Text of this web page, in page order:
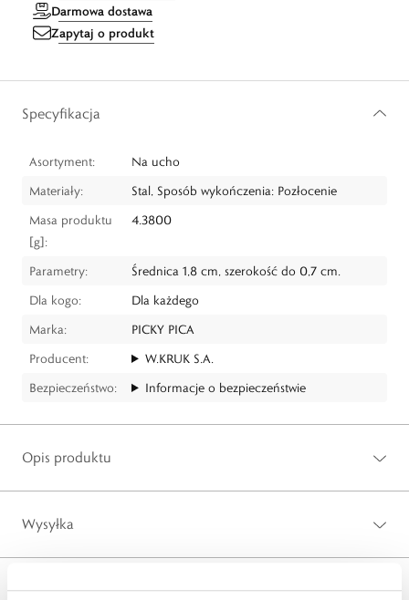
Darmowa dostawa
Zapytaj o produkt
Specyfikacja
Asortyment:
Na ucho
Materiały:
Stal, Sposób wykończenia: Pozłocenie
Masa produktu
[g]:
4.3800
Parametry:
Średnica 1,8 cm, szerokość do 0,7 cm.
Dla kogo:
Dla każdego
Marka:
PICKY PICA
Producent:
W.KRUK S.A.
Bezpieczeństwo:
Informacje o bezpieczeństwie
Opis produktu
Wysyłka
Reklamacje i zwroty